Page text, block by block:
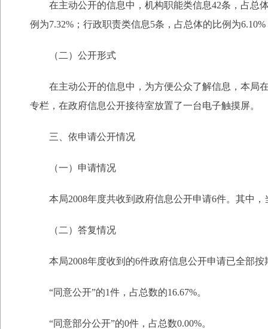
在主动公开的信息中，机构职能类信息42条，占总体
例为7.32%；行政职责类信息5条，占总体的比例为
（二）公开形式
在主动公开的信息中，为方便公众了解信息，本局在
专栏，在政府信息公开接待室放置了一台电子触摸屏。
三、依申请公开情况
（一）申请情况
本局2008年度共收到政府信息公开申请6件。其中，
（二）答复情况
本局2008年度收到的6件政府信息公开申请已全部按
“同意公开”的1件，占总数的16.67%。
“同意部分公开”的0件，占总数0.00%。